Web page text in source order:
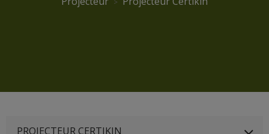
PROJECTEUR CERTIKIN